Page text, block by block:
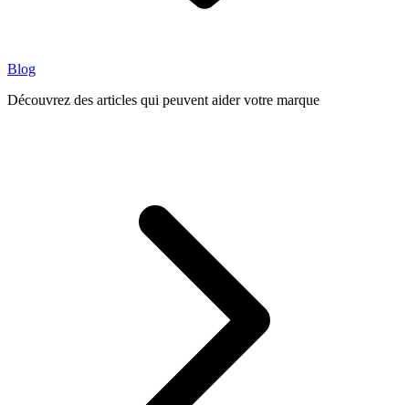
Blog
Découvrez des articles qui peuvent aider votre marque